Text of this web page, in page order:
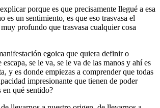
porque es que precisamente llegué a esa
es un sentimiento, es que eso trasvasa el
profundo que trasvasa cualquier cosa
egoica que quiera definir o
escapa, se le va, se le va de las manos y ahí es
y es donde empiezas a comprender que todas
impresionante que tienen de poder
en qué sentido?